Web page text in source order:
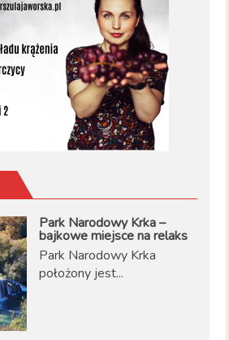
Park Narodowy Krka –
bajkowe miejsce na relaks
Park Narodowy Krka
położony jest...